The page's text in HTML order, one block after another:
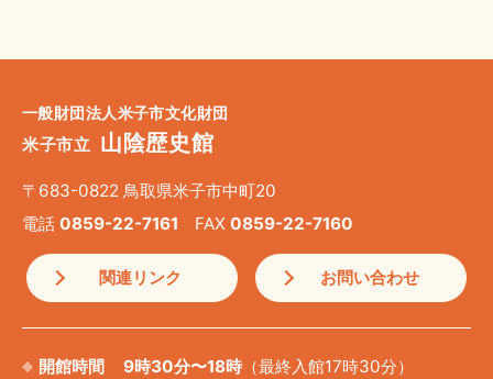
一般財団法人米子市文化財団
米子市立 山陰歴史館
〒683-0822 鳥取県米子市中町20
電話 0859-22-7161 FAX 0859-22-7160
関連リンク お問い合わせ
開館時間 9時30分〜18時（最終入館17時30分）